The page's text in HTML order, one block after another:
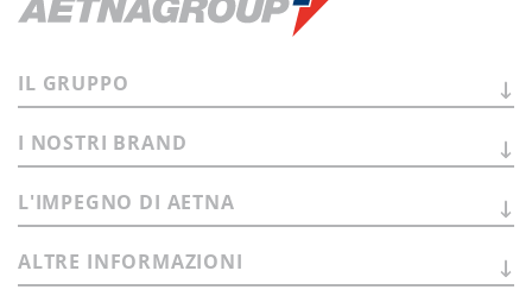
IL GRUPPO
I NOSTRI BRAND
L'IMPEGNO DI AETNA
ALTRE INFORMAZIONI